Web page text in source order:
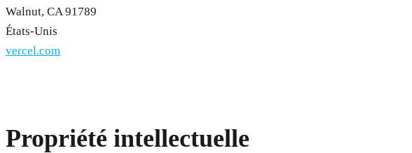
Walnut, CA 91789
États-Unis
vercel.com
Propriété intellectuelle